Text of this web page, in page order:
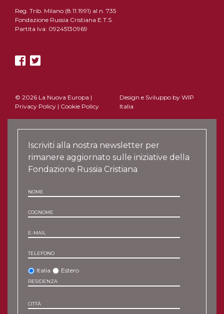
Reg. Trib. Milano (8.11.1991) al n. 735
Fondazione Russia Cristiana E.T.S.
Partita Iva: 09245130969
© 2026 La Nuova Europa |
Privacy Policy | Cookie Policy
Design e Sviluppo by WIP
Italia
Iscriviti alla nostra newsletter per
rimanere aggiornato sulle iniziative della
Fondazione Russia Cristiana
NOME
COGNOME
E-MAIL
TELEFONO
Italia Estero
RESIDENZA
CITTÀ